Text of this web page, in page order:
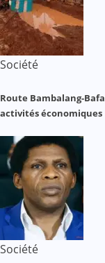
Société
Route Bambalang-
activités économiques
Société